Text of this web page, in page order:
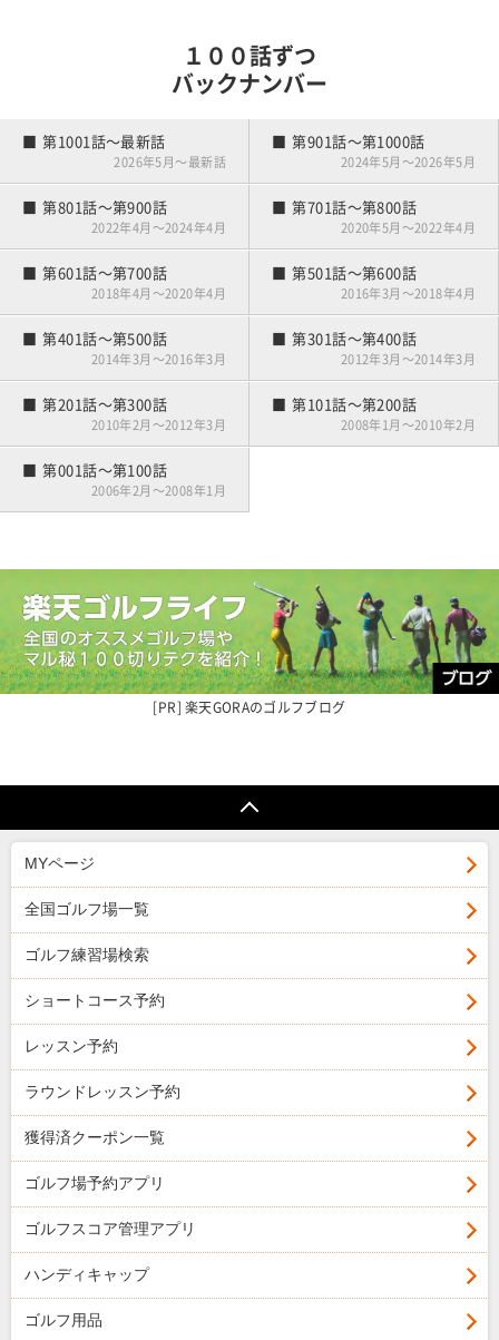
アーリーバード
第021話～第040話
競技デビュー
第001話～第020話
ゴルフはじめました
１００話ずつ
バックナンバー
第1001話～最新話
2026年5月～最新話
第901話～第1000話
2024年5月～2026年5月
第801話～第900話
2022年4月～2024年4月
第701話～第800話
2020年5月～2022年4月
第601話～第700話
2018年4月～2020年4月
第501話～第600話
2016年3月～2018年4月
第401話～第500話
2014年3月～2016年3月
第301話～第400話
2012年3月～2014年3月
第201話～第300話
2010年2月～2012年3月
第101話～第200話
2008年1月～2010年2月
第001話～第100話
2006年2月～2008年1月
楽天GORAのゴルフブログ
MYページ
全国ゴルフ場一覧
ゴルフ練習場検索
ショートコース予約
レッスン予約
ラウンドレッスン予約
獲得済クーポン一覧
ゴルフ場予約アプリ
ゴルフスコア管理アプリ
ハンディキャップ
ゴルフ用品